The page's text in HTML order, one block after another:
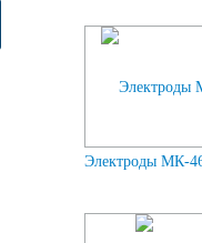
Электроды МК-